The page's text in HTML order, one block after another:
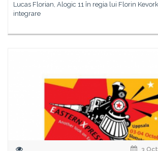
Lucas Florian, Alogic 11 în regia lui Florin
integrare
3